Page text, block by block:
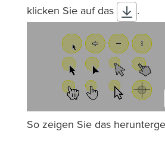
klicken Sie auf das
.
So zeigen Sie das